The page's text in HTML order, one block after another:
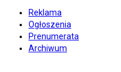
Reklama
Ogłoszenia
Prenumerata
Archiwum